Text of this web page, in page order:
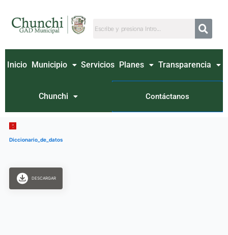
contenido
Inicio Municipio Servicios Planes Transparencia
Chunchi Contáctanos
Diccionario_de_datos
DESCARGAR